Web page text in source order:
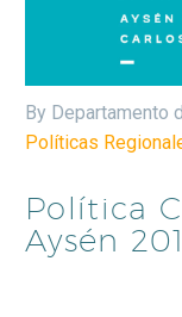
By Departamento
Políticas
Política
Aysén